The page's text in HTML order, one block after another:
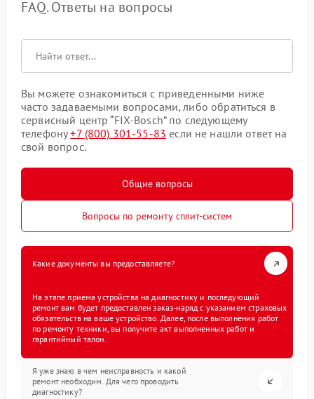
FAQ. Ответы на вопросы
Вы можете ознакомиться с приведенными ниже
часто задаваемыми вопросами, либо обратиться в
сервисный центр “FIX-Bosch” по следующему
телефону+7 (800) 301-55-83 если не нашли ответ на
свой вопрос.
Общие вопросы
Вопросы по ремонту сплит-систем
Какие документы вы предоставляете?
На этапе приема устройства на диагностику и последующий
ремонт вам будет предоставлен заказ-наряд с указанием страховых
обязательств на ваше устройство. Далее, после выполнения работ
по ремонту техники, вы получите акт выполненных работ и
гарантийный талон.
Я уже знаю в чем неисправность и какой
ремонт необходим. Для чего проводить
диагностику?